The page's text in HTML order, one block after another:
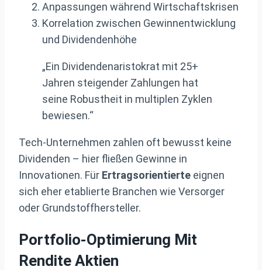
Anpassungen während Wirtschaftskrisen
Korrelation zwischen Gewinnentwicklung
und Dividendenhöhe
„Ein Dividendenaristokrat mit 25+
Jahren steigender Zahlungen hat
seine Robustheit in multiplen Zyklen
bewiesen.“
Tech-Unternehmen zahlen oft bewusst keine
Dividenden – hier fließen Gewinne in
Innovationen. Für Ertragsorientierte eignen
sich eher etablierte Branchen wie Versorger
oder Grundstoffhersteller.
Portfolio-Optimierung Mit
Rendite Aktien